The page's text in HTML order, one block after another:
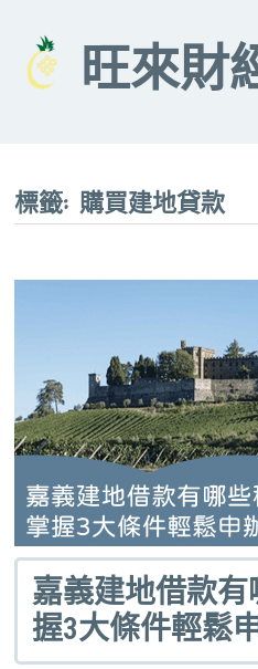
content
旺來財
標籤:購買建地貸款
嘉義建地借款
握3大條件輕鬆